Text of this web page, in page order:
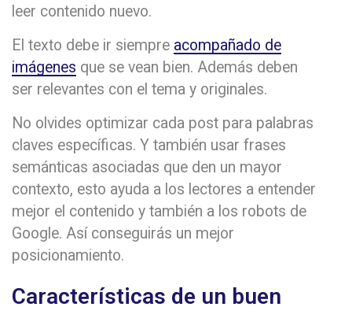
leer contenido nuevo.
El texto debe ir siempre acompañado de
imágenes que se vean bien. Además deben
ser relevantes con el tema y originales.
No olvides optimizar cada post para palabras
claves específicas. Y también usar frases
semánticas asociadas que den un mayor
contexto, esto ayuda a los lectores a entender
mejor el contenido y también a los robots de
Google. Así conseguirás un mejor
posicionamiento.
Características de un buen